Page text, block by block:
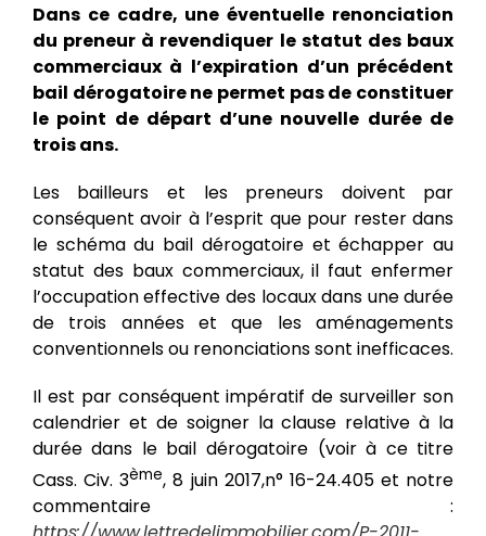
Dans ce cadre, une éventuelle renonciation
du preneur à revendiquer le statut des baux
commerciaux à l’expiration d’un précédent
bail dérogatoire ne permet pas de constituer
le point de départ d’une nouvelle durée de
trois ans.
Les bailleurs et les preneurs doivent par
conséquent avoir à l’esprit que pour rester dans
le schéma du bail dérogatoire et échapper au
statut des baux commerciaux, il faut enfermer
l’occupation effective des locaux dans une durée
de trois années et que les aménagements
conventionnels ou renonciations sont inefficaces.
Il est par conséquent impératif de surveiller son
calendrier et de soigner la clause relative à la
durée dans le bail dérogatoire (voir à ce titre
Cass. Civ. 3ème, 8 juin 2017,n° 16-24.405 et notre
commentaire :